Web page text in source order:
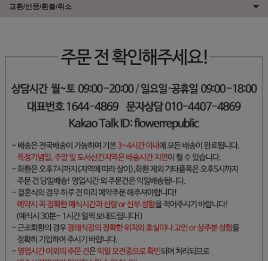
교환/반품/환불/취소